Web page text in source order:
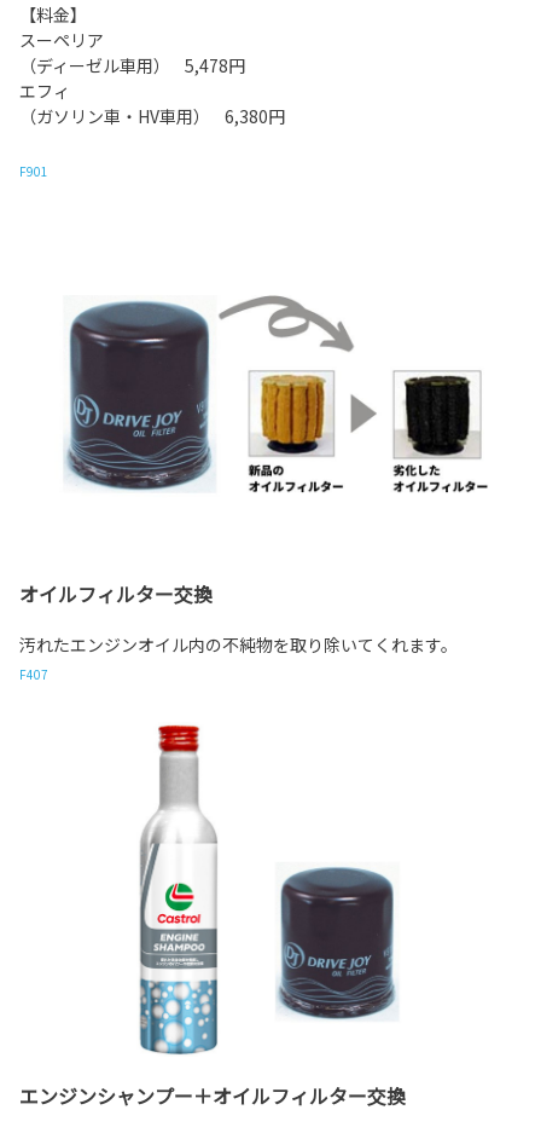
【料金】
スーペリア
（ディーゼル車用） 5,478円
エフィ
（ガソリン車・HV車用） 6,380円
F901
オイルフィルター交換
汚れたエンジンオイル内の不純物を取り除いてくれます。
F407
エンジンシャンプー＋オイルフィルター交換